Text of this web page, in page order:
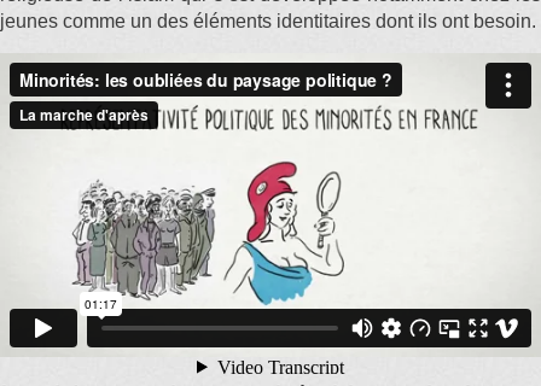
jeunes comme un des éléments identitaires dont ils ont besoin.